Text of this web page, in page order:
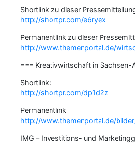
Shortlink zu dieser
http://shortpr.com/e6ryex
Permanentlink zu dieser
http://www.themenportal.de/
=== Kreativwirtschaft in Sachsen-
Shortlink:
http://shortpr.com/dp1d2z
Permanentlink:
http://www.themenportal.de/
IMG – Investitions- und